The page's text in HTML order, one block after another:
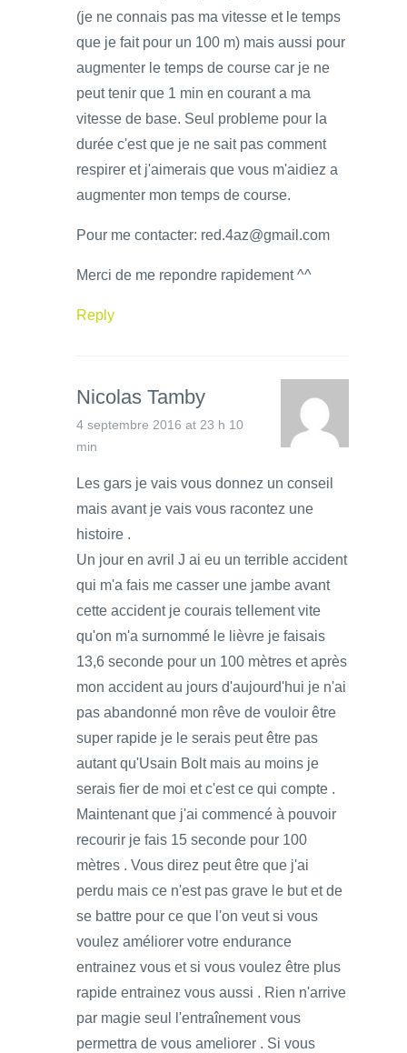
(je ne connais pas ma vitesse et le temps
que je fait pour un 100 m) mais aussi pour
augmenter le temps de course car je ne
peut tenir que 1 min en courant a ma
vitesse de base. Seul probleme pour la
durée c'est que je ne sait pas comment
respirer et j'aimerais que vous m'aidiez a
augmenter mon temps de course.
Pour me contacter: red.4az@gmail.com
Merci de me repondre rapidement ^^
Reply
Nicolas Tamby
4 septembre 2016 at 23 h 10
min
Les gars je vais vous donnez un conseil
mais avant je vais vous racontez une
histoire .
Un jour en avril J ai eu un terrible accident
qui m'a fais me casser une jambe avant
cette accident je courais tellement vite
qu'on m'a surnommé le lièvre je faisais
13,6 seconde pour un 100 mètres et après
mon accident au jours d'aujourd'hui je n'ai
pas abandonné mon rêve de vouloir être
super rapide je le serais peut être pas
autant qu'Usain Bolt mais au moins je
serais fier de moi et c'est ce qui compte .
Maintenant que j'ai commencé à pouvoir
recourir je fais 15 seconde pour 100
mètres . Vous direz peut être que j'ai
perdu mais ce n'est pas grave le but et de
se battre pour ce que l'on veut si vous
voulez améliorer votre endurance
entrainez vous et si vous voulez être plus
rapide entrainez vous aussi . Rien n'arrive
par magie seul l'entraînement vous
permettra de vous ameliorer . Si vous